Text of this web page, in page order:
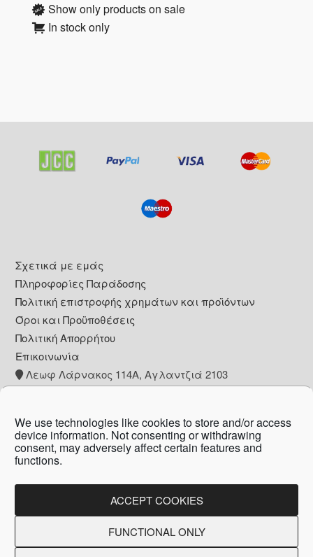
We use technologies like cookies to store and/or access
device information. Not consenting or withdrawing
consent, may adversely affect certain features and
functions.
ACCEPT COOKIES
FUNCTIONAL ONLY
Show only products on sale
In stock only
Footer
Σχετικά με εμάς
Πληροφορίες Παράδοσης
Πολιτική επιστροφής χρημάτων και προϊόντων
Όροι και Προϋποθέσεις
Πολιτική Απορρήτου
Επικοινωνία
Λεωφ Λάρνακος 114Α, Αγλαντζιά 2103
Zanni Pharmacy
Created by:Blue Cloud Net